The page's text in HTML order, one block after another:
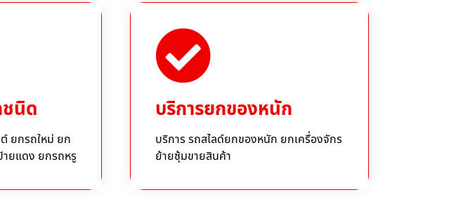
นิด
ยกรถใหม่ ยก
ยแดง ยกรถหรู
บริการยกของหนัก
บริการ รถสไลด์ยกของหนัก ยกเครื่องจักร
ย้ายซุ้มขายสินค้า